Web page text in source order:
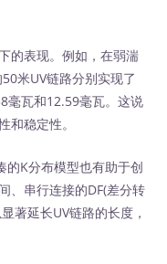
表现。例如，在弱湍
米UV链路分别实现了
毫瓦和12.59毫瓦。这说
和稳定性。
K分布模型也有助于创
、串行连接的DF(差分转
著延长UV链路的长度，